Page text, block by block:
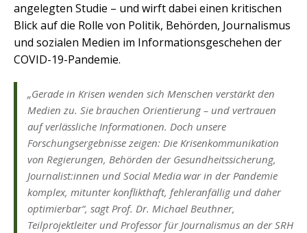
angelegten Studie – und wirft dabei einen kritischen
Blick auf die Rolle von Politik, Behörden, Journalismus
und sozialen Medien im Informationsgeschehen der
COVID-19-Pandemie.
„Gerade in Krisen wenden sich Menschen verstärkt den
Medien zu. Sie brauchen Orientierung – und vertrauen
auf verlässliche Informationen. Doch unsere
Forschungsergebnisse zeigen: Die Krisenkommunikation
von Regierungen, Behörden der Gesundheitssicherung,
Journalist:innen und Social Media war in der Pandemie
komplex, mitunter konflikthaft, fehleranfällig und daher
optimierbar“, sagt Prof. Dr. Michael Beuthner,
Teilprojektleiter und Professor für Journalismus an der SRH